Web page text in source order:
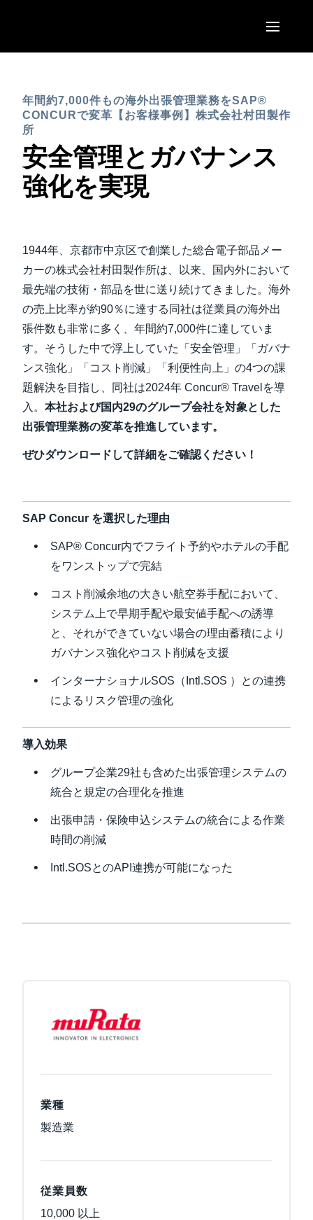
United States (English)
Canada (Français)
México (Español)
EUROPE
France (Français)
Deutschland (Deutsch)
Nederlands (English)
Sweden (English)
Denmark (English)
Finland (English)
Belgium (English)
España (Español)
Norway (English)
ASIA PACIFIC
Australia (English)
Singapore (English)
年間約7,000件もの海外出張管理業務をSAP®
CONCURで変革【お客様事例】株式会社村田製作
所
安全管理とガバナンス
強化を実現
1944年、京都市中京区で創業した総合電子部品メー
カーの株式会社村田製作所は、以来、国内外において
最先端の技術・部品を世に送り続けてきました。海外
の売上比率が約90％に達する同社は従業員の海外出
張件数も非常に多く、年間約7,000件に達していま
す。そうした中で浮上していた「安全管理」「ガバナ
ンス強化」「コスト削減」「利便性向上」の4つの課
題解決を目指し、同社は2024年 Concur® Travelを導
入。 本社および国内29のグループ会社を対象とした
出張管理業務の変革を推進しています。
ぜひダウンロードして詳細をご確認ください！
SAP Concur を選択した理由
SAP® Concur内でフライト予約やホテルの手配
をワンストップで完結
コスト削減余地の大きい航空券手配において、
システム上で早期手配や最安値手配への誘導
と、それができていない場合の理由蓄積により
ガバナンス強化やコスト削減を支援
インターナショナルSOS（Intl.SOS ）との連携
によるリスク管理の強化
導入効果
グループ企業29社も含めた出張管理システムの
統合と規定の合理化を推進
出張申請・保険申込システムの統合による作業
時間の削減
Intl.SOSとのAPI連携が可能になった
業種
製造業
従業員数
10,000 以上